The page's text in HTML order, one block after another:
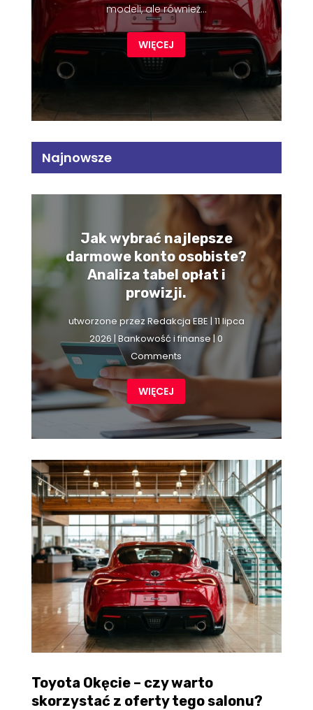
modeli, ale również...
WIĘCEJ
Najnowsze
Jak wybrać najlepsze
darmowe konto osobiste?
Analiza tabel opłat i
prowizji.
utworzone przezRedakcja EBE | 11 lipca
2026 |Bankowość i finanse | 0
Comments
WIĘCEJ
Toyota Okęcie – czy warto
skorzystać z oferty tego salonu?